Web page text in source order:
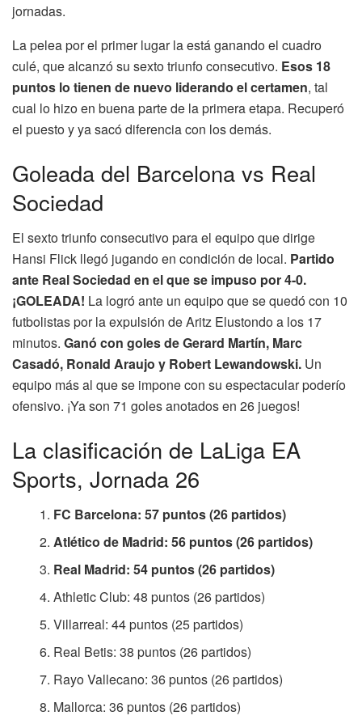
jornadas.
La pelea por el primer lugar la está ganando el cuadro
culé, que alcanzó su sexto triunfo consecutivo. Esos 18
puntos lo tienen de nuevo liderando el certamen, tal
cual lo hizo en buena parte de la primera etapa. Recuperó
el puesto y ya sacó diferencia con los demás.
Goleada del Barcelona vs Real
Sociedad
El sexto triunfo consecutivo para el equipo que dirige
Hansi Flick llegó jugando en condición de local. Partido
ante Real Sociedad en el que se impuso por 4-0.
¡GOLEADA! La logró ante un equipo que se quedó con 10
futbolistas por la expulsión de Aritz Elustondo a los 17
minutos. Ganó con goles de Gerard Martín, Marc
Casadó, Ronald Araujo y Robert Lewandowski. Un
equipo más al que se impone con su espectacular poderío
ofensivo. ¡Ya son 71 goles anotados en 26 juegos!
La clasificación de LaLiga EA
Sports, Jornada 26
FC Barcelona: 57 puntos (26 partidos)
Atlético de Madrid: 56 puntos (26 partidos)
Real Madrid: 54 puntos (26 partidos)
Athletic Club: 48 puntos (26 partidos)
Villarreal: 44 puntos (25 partidos)
Real Betis: 38 puntos (26 partidos)
Rayo Vallecano: 36 puntos (26 partidos)
Mallorca: 36 puntos (26 partidos)